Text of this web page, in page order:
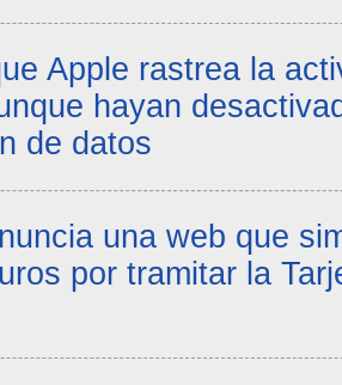
Apple rastrea la
hayan
de datos
una web que
por tramitar la